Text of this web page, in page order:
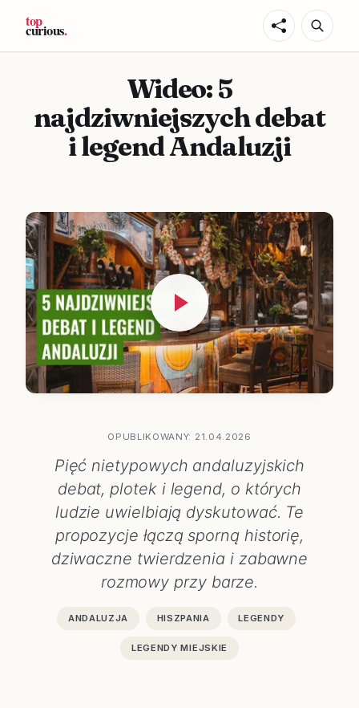
Wideo: 5
najdziwniejszych debat
i legend Andaluzji
OPUBLIKOWANY: 21.04.2026
Pięć nietypowych andaluzyjskich
debat, plotek i legend, o których
ludzie uwielbiają dyskutować. Te
propozycje łączą sporną historię,
dziwaczne twierdzenia i zabawne
rozmowy przy barze.
ANDALUZJA HISZPANIA LEGENDY
LEGENDY MIEJSKIE